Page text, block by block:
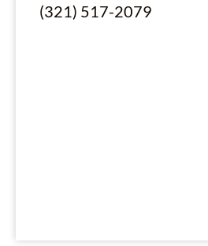
(321) 517-2079